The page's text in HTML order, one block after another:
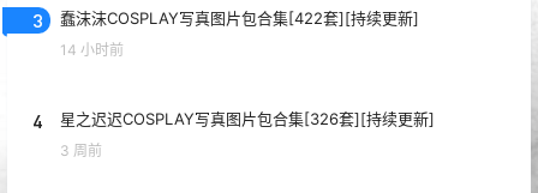
3 蠢沫沫COSPLAY写真图片包合集[422套][持续更新]
14 小时前
4 星之迟迟COSPLAY写真图片包合集[326套][持续更新]
3 周前